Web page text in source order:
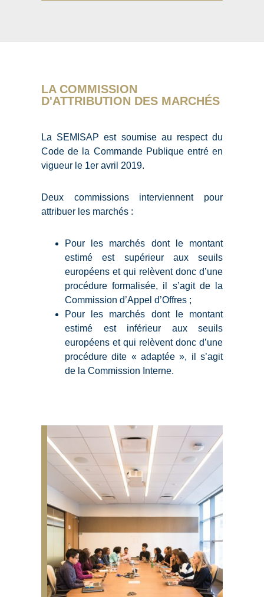
LA COMMISSION
D'ATTRIBUTION DES MARCHÉS
La SEMISAP est soumise au respect du
Code de la Commande Publique entré en
vigueur le 1er avril 2019.
Deux commissions interviennent pour
attribuer les marchés :
Pour les marchés dont le montant
estimé est supérieur aux seuils
européens et qui relèvent donc d’une
procédure formalisée, il s’agit de la
Commission d’Appel d’Offres ;
Pour les marchés dont le montant
estimé est inférieur aux seuils
européens et qui relèvent donc d’une
procédure dite « adaptée », il s’agit
de la Commission Interne.